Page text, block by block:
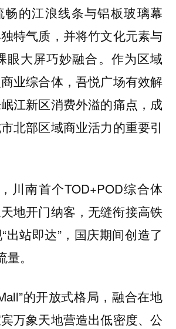
畅的江浪线条与铝板玻璃幕
特气质，并将竹文化元素与
眼大屏巧妙融合。作为区域
业综合体，吾悦广场有效解
江新区消费外溢的痛点，成
北部区域商业活力的重要引
川南首个TOD+POD综合体
地开门纳客，无缝衔接高铁
出站即达”，国庆期间创造了
。
的开放式格局，融合在地
万象天地营造出低密度、公